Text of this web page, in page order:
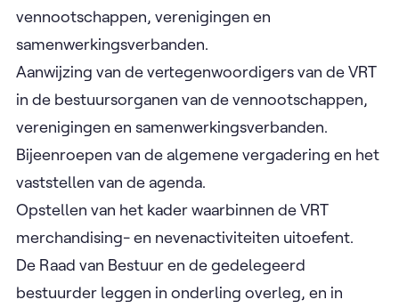
vennootschappen, verenigingen en
samenwerkingsverbanden.
Aanwijzing van de vertegenwoordigers van de VRT
in de bestuursorganen van de vennootschappen,
verenigingen en samenwerkingsverbanden.
Bijeenroepen van de algemene vergadering en het
vaststellen van de agenda.
Opstellen van het kader waarbinnen de VRT
merchandising- en nevenactiviteiten uitoefent.
De Raad van Bestuur en de gedelegeerd
bestuurder leggen in onderling overleg, en in